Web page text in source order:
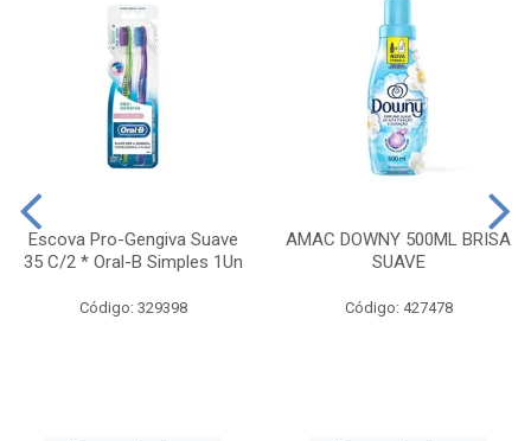
Escova Pro-Gengiva Suave
35 C/2 * Oral-B Simples 1Un
Código: 329398
AMAC DOWNY 500ML BRISA
SUAVE
Código: 427478